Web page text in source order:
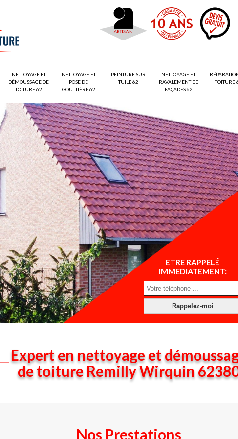
NETTOYAGE ET
DÉMOUSSAGE DE
TOITURE 62
NETTOYAGE ET
POSE DE
GOUTTIÈRE 62
PEINTURE SUR
TUILE 62
NETTOYAGE ET
RAVALEMENT DE
FAÇADES 62
TOITURE
ETRE RAPPELÉ
IMMÉDIATEMENT:
Expert en nettoyage et
de toiture Remilly Wirquin
Nos Prestations